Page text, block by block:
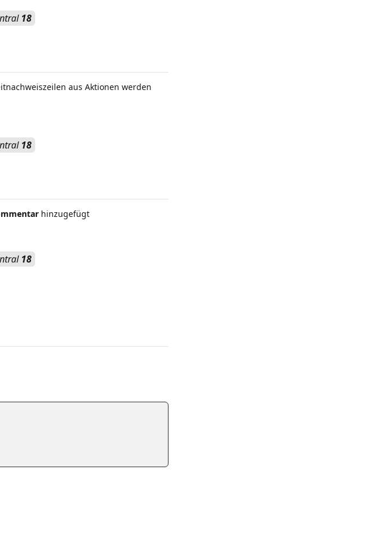
18
aus Aktionen werden
18
hinzugefügt
18